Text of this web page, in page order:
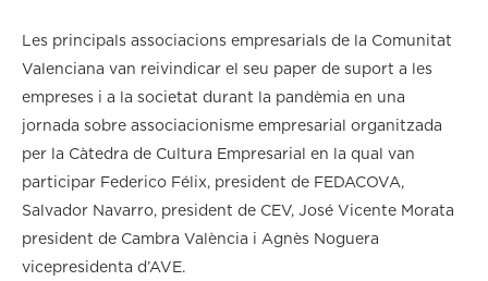
Les principals associacions empresarials de la Comunitat
Valenciana van reivindicar el seu paper de suport a les
empreses i a la societat durant la pandèmia en una
jornada sobre associacionisme empresarial organitzada
per la Càtedra de Cultura Empresarial en la qual van
participar Federico Félix, president de FEDACOVA,
Salvador Navarro, president de CEV, José Vicente Morata
president de Cambra València i Agnès Noguera
vicepresidenta d’AVE.